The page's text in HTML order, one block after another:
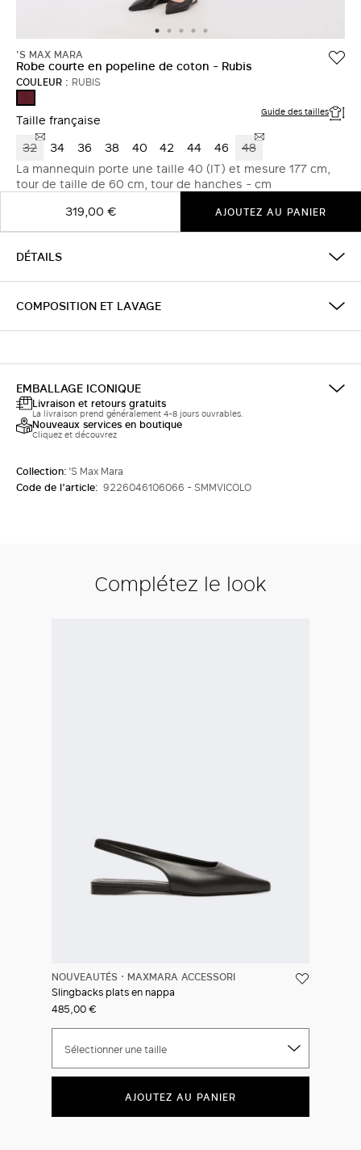
'S MAX MARA
Robe courte en popeline de coton - Rubis
COULEUR : RUBIS
Taille française Guide des tailles
32 34 36 38 40 42 44 46
48
La mannequin porte une taille 40 (IT) et mesure 177 cm,
tour de taille de 60 cm, tour de hanches - cm
319,00 €
AJOUTEZ AU PANIER
DÉTAILS
COMPOSITION ET LAVAGE
EMBALLAGE ICONIQUE
Livraison et retours gratuits
La livraison prend généralement 4-8 jours ouvrables.
Nouveaux services en boutique
Cliquez et découvrez
Collection: 'S Max Mara
Code de l’article: 9226046106066 - SMMVICOLO
Complétez le look
NOUVEAUTÉS
MAXMARA ACCESSORI
Slingbacks plats en nappa
485,00 €
Sélectionner une taille
AJOUTEZ AU PANIER